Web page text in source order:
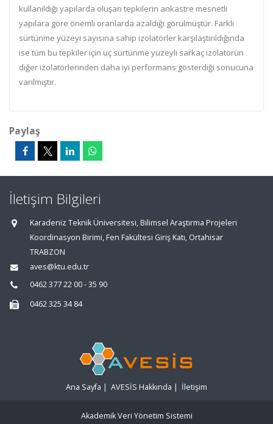
kullanıldığı yapılarda oluşan tepkilerin ankastre mesnetli
yapılara göre önemli oranlarda azaldığı görülmüştür. Farklı
sürtünme yüzeyi sayısına sahip izolatörler karşılaştırıldığında
ise tüm bu tepkiler için üç sürtünme yüzeyli sarkaç izolatörün
diğer izolatörlerinden daha iyi performans gösterdiği sonucuna
varılmıştır.
Paylaş
İletişim Bilgileri
Karadeniz Teknik Üniversitesi, Bilimsel Araştırma Projeleri
Koordinasyon Birimi, Fen Fakültesi Giriş Katı, Ortahisar
TRABZON
aves@ktu.edu.tr
0462 377 22 00 - 35 90
0462 325 34 84
Ana Sayfa | AVESİS Hakkında | İletişim
Akademik Veri Yönetim Sistemi